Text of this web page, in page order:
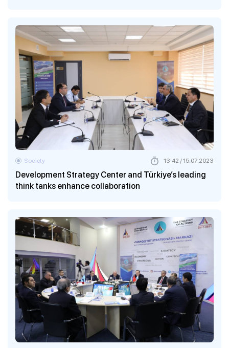
Development Strategy Center and Türkiye’s leading
think tanks enhance collaboration
Society 13:42 / 15.07.2023